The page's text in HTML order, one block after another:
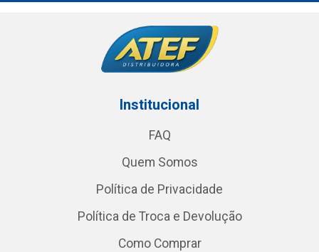
Institucional
FAQ
Quem Somos
Política de Privacidade
Política de Troca e Devolução
Como Comprar